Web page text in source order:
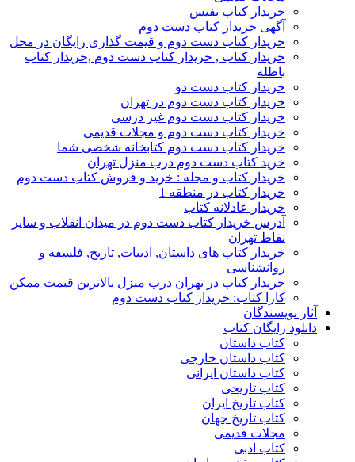
خریدار کتاب نفیس
آگهی خریدار کتاب دست دوم
خریدار کتاب دست دوم و قیمت گذاری رایگان در محل
خریدار کتاب , خریدار کتاب دست دوم ,خریدار کتاب
باطله
خریدار کتاب دست دو
خریدار کتاب دست دوم در تهران
خریدار کتاب دست دوم غیر درسی
خریدار کتاب دست دوم و مجلات قدیمی
خریدار کتاب دست دوم کتابخانه شخصی شما
خرید کتاب دست دوم درب منزل تهران
خریدار کتاب و مجله : خرید و فروش کتاب دست دوم
خریدار کتاب در منطقه 1
خریدار عادلانه کتاب
آدرس خریدار کتاب دست دوم در میدان انقلاب و سایر
نقاط تهران
خریدار کتاب های داستان, ادبیات, تاریخ, فلسفه و
روانشناسی
خریدار کتاب در تهران درب منزل بالاترین قیمت ممکن
کارا کتاب: خریدار کتاب دست دوم
آثار نویسندگان
دانلود رایگان کتاب
کتاب داستان
کتاب داستان خارجی
کتاب داستان ایرانی
کتاب تاریخی
کتاب تاریخ ایران
کتاب تاریخ جهان
مجلات قدیمی
کتاب ادبی